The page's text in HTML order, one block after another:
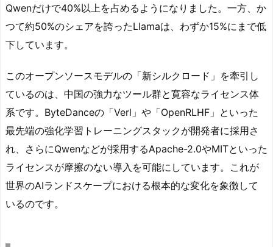
Qwenだけで40%以上を占めるようになりました。一方、か
つて約50%のシェアを誇ったLlamaは、わずか15%にまで低
下しています。
このオープンソースモデルの「新シルクロード」を牽引し
ているのは、中国の強力なツール群と寛容なライセンス体
系です。ByteDanceの「Verl」や「OpenRLHF」といった
最先端の強化学習トレーニングスタックが開発者に採用さ
れ、さらにQwenなどが採用するApache-2.0やMITといった
ライセンスが摩擦のない導入を可能にしています。これが
世界のAIランドスケープにおける根本的な変化を象徴して
いるのです。